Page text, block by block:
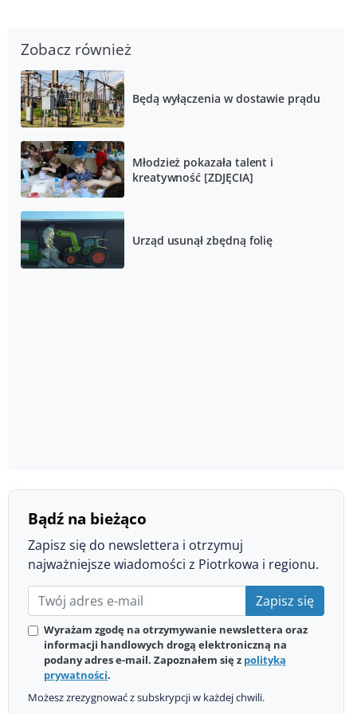
Zobacz również
Będą wyłączenia w dostawie prądu
Młodzież pokazała talent i
kreatywność [ZDJĘCIA]
Urząd usunął zbędną folię
Bądź na bieżąco
Zapisz się do newslettera i otrzymuj
najważniejsze wiadomości z Piotrkowa i regionu.
Zapisz się
Wyrażam zgodę na otrzymywanie newslettera oraz
informacji handlowych drogą elektroniczną na
podany adres e-mail. Zapoznałem się z polityką
prywatności.
Możesz zrezygnować z subskrypcji w każdej chwili.